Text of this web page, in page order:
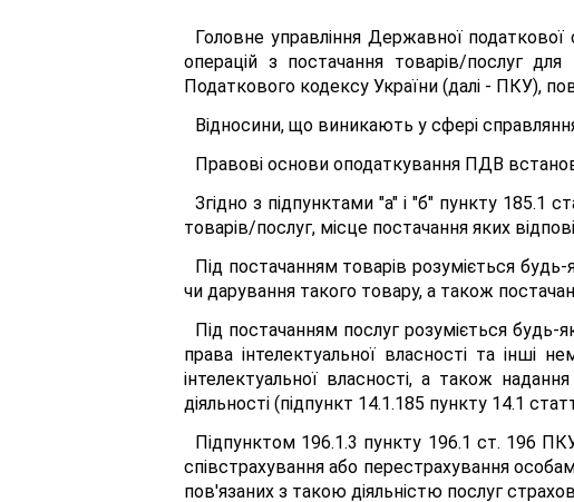
Головне управління Державної
операцій з постачання товарів/послуг
Податкового кодексу України (далі - ПКУ),
Відносини, що виникають у сфері
Правові основи оподаткування ПДВ
Згідно з підпунктами "а" і "б" пункту 185.1
товарів/послуг, місце постачання яких
Під постачанням товарів розуміється
чи дарування такого товару, а також
Під постачанням послуг розуміється будь-
права інтелектуальної власності та інші
інтелектуальної власності, а також
діяльності (підпункт 14.1.185 пункту 14.1
Підпунктом 196.1.3 пункту 196.1 ст. 196
співстрахування або перестрахування
пов'язаних з такою діяльністю послуг